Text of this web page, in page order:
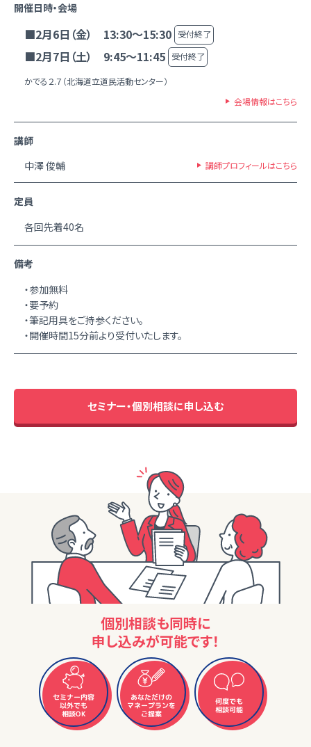
開催日時・会場
■2月6日（金） 13:30～15:30 受付終了
■2月7日（土） 9:45～11:45 受付終了
かでる２.７（北海道立道民活動センター）
会場情報はこちら
講師
中澤 俊輔
講師プロフィールはこちら
定員
各回先着40名
備考
・参加無料
・要予約
・筆記用具をご持参ください。
・開催時間15分前より受付いたします。
セミナー・個別相談に申し込む
個別相談も同時に
申し込みが可能です！
セミナー内容
以外でも
相談OK
あなただけの
マネープランを
ご提案
何度でも
相談可能